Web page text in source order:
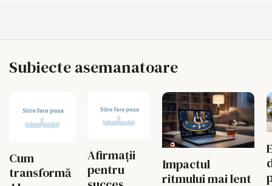
Subiecte asemanatoare
Cum
transformă
Afirmații
pentru
Impactul
ritmului mai lent